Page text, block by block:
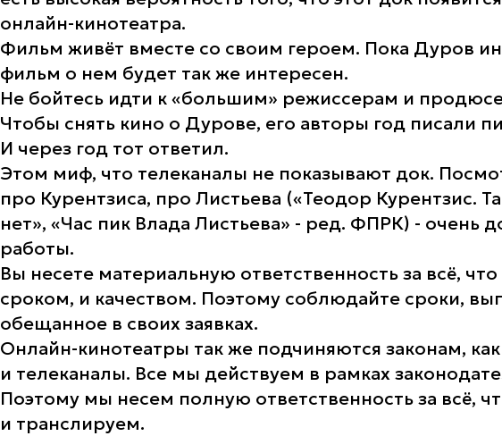
онлайн-кинотеатра.
Фильм живёт вместе со своим героем. Пока Дуров
фильм о нем будет так же интересен.
Не бойтесь идти к «большим» режиссерам и
Чтобы снять кино о Дурове, его авторы год писали
И через год тот ответил.
Этом миф, что телеканалы не показывают док.
про Курентзиса, про Листьева («Теодор Курентзис.
нет», «Час пик Влада Листьева» - ред. ФПРК) - очень
работы.
Вы несете материальную ответственность за всё,
сроком, и качеством. Поэтому соблюдайте сроки,
обещанное в своих заявках.
Онлайн-кинотеатры так же подчиняются законам,
и телеканалы. Все мы действуем в рамках
Поэтому мы несем полную ответственность за всё,
и транслируем.